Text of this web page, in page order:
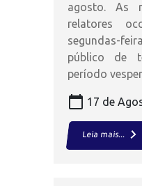
agosto. As
relatores
segundas-
público de
período
calendar_today 17 de
Leia mais...keyboard_arrow_right